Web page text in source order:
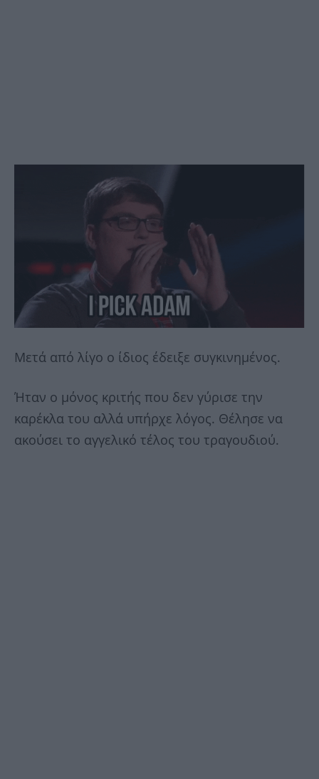
Μετά από λίγο ο ίδιος έδειξε συγκινημένος.
Ήταν ο μόνος κριτής που δεν γύρισε την
καρέκλα του αλλά υπήρχε λόγος. Θέλησε να
ακούσει το αγγελικό τέλος του τραγουδιού.